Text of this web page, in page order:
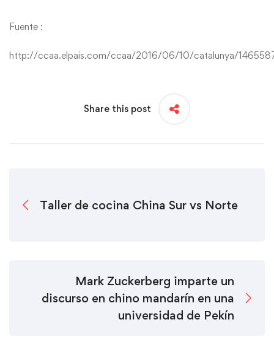
Fuente :
http://ccaa.elpais.com/ccaa/2016/06/10/catalunya/
Share this post
Taller de cocina China Sur vs Norte
Mark Zuckerberg imparte un
discurso en chino mandarín en una
universidad de Pekín